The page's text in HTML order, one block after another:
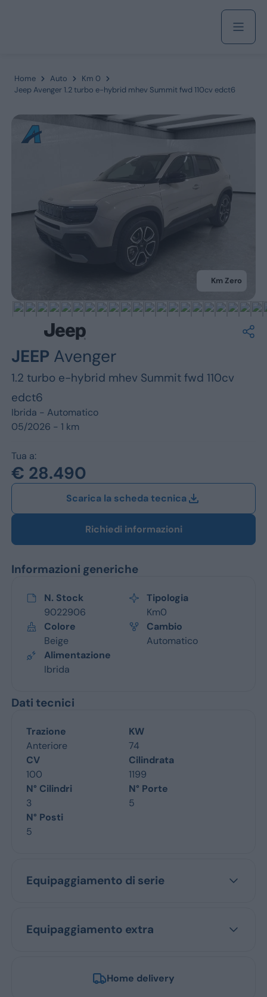
Azienda
Servizi
Marchi
Fiat
Ford
Home Auto
Km 0
Jeep Avenger 1.2 turbo e-hybrid mhev Summit fwd 110cv edct6
Km Zero
JEEP Avenger
1.2 turbo e-hybrid mhev Summit fwd 110cv
edct6
Ibrida - Automatico
05/2026 - 1 km
Tua a:
€ 28.490
Scarica la scheda tecnica
Richiedi informazioni
Informazioni generiche
N. Stock
9022906
Tipologia
Km0
Colore
Beige
Cambio
Automatico
Alimentazione
Ibrida
Dati tecnici
Trazione
Anteriore
KW
74
CV
100
Cilindrata
1199
N° Cilindri
3
N° Porte
5
N° Posti
5
Equipaggiamento di serie
Equipaggiamento extra
Home delivery